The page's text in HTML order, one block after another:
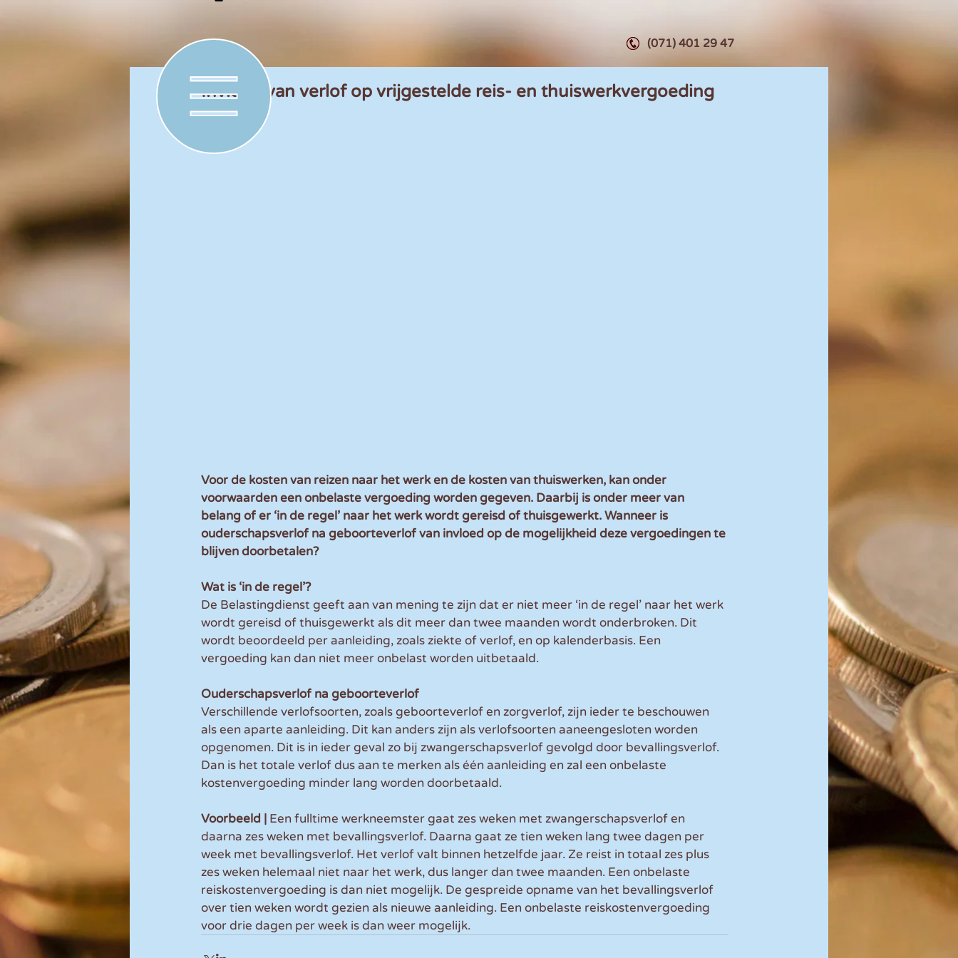
(071) 401 29 47
Invloed van verlof op vrijgestelde reis- en thuiswerkvergoeding
Voor de kosten van reizen naar het werk en de kosten van thuiswerken, kan onder
voorwaarden een onbelaste vergoeding worden gegeven. Daarbij is onder meer van
belang of er ‘in de regel’ naar het werk wordt gereisd of thuisgewerkt. Wanneer is
ouderschapsverlof na geboorteverlof van invloed op de mogelijkheid deze vergoedingen te
blijven doorbetalen?
Wat is ‘in de regel’?
De Belastingdienst geeft aan van mening te zijn dat er niet meer ‘in de regel’ naar het werk
wordt gereisd of thuisgewerkt als dit meer dan twee maanden wordt onderbroken. Dit
wordt beoordeeld per aanleiding, zoals ziekte of verlof, en op kalenderbasis. Een
vergoeding kan dan niet meer onbelast worden uitbetaald.
Ouderschapsverlof na geboorteverlof
Verschillende verlofsoorten, zoals geboorteverlof en zorgverlof, zijn ieder te beschouwen
als een aparte aanleiding. Dit kan anders zijn als verlofsoorten aaneengesloten worden
opgenomen. Dit is in ieder geval zo bij zwangerschapsverlof gevolgd door bevallingsverlof.
Dan is het totale verlof dus aan te merken als één aanleiding en zal een onbelaste
kostenvergoeding minder lang worden doorbetaald.
Voorbeeld | Een fulltime werkneemster gaat zes weken met zwangerschapsverlof en
daarna zes weken met bevallingsverlof. Daarna gaat ze tien weken lang twee dagen per
week met bevallingsverlof. Het verlof valt binnen hetzelfde jaar. Ze reist in totaal zes plus
zes weken helemaal niet naar het werk, dus langer dan twee maanden. Een onbelaste
reiskostenvergoeding is dan niet mogelijk. De gespreide opname van het bevallingsverlof
over tien weken wordt gezien als nieuwe aanleiding. Een onbelaste reiskostenvergoeding
voor drie dagen per week is dan weer mogelijk.